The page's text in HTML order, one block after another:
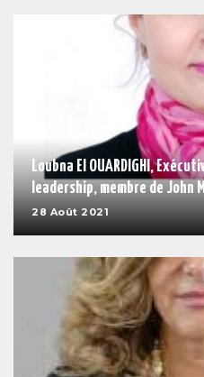
Loubna El OUARDIGHI,
leadership, membre de John
28 Août 2021